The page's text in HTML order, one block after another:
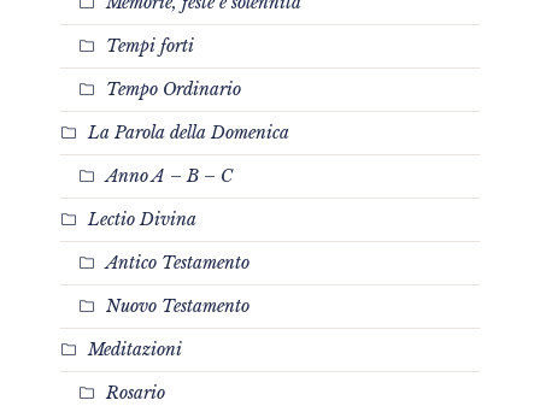
Tempi forti
Tempo Ordinario
La Parola della Domenica
Anno A – B – C
Lectio Divina
Antico Testamento
Nuovo Testamento
Meditazioni
Rosario